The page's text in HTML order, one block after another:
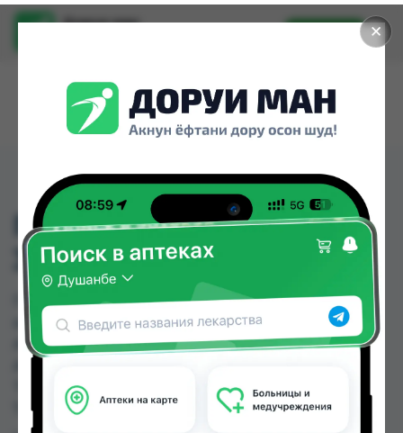
✕
Доруи ман
Установить
ГЛАТАНОСТ ГЛ КАПЛ
3МЛ
ГЛАТАНОСТ ГЛ КАПЛ 3МЛ можно купить или
заказать в аптеках, Абубакри Карим, Авиценна,
АЗИЗ ВАКО , Алишер-К, Аптека + 24/7, Аптека
TJS до 120.80 TJS в Душанбе и других городах
Таджикистана